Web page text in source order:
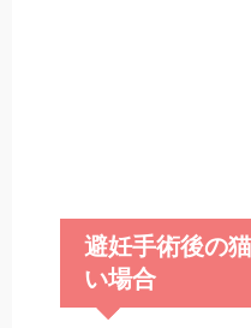
避妊手術後の
い場合